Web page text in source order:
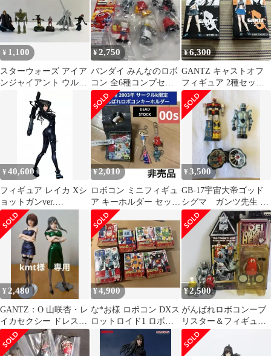
¥ 1,100
スターウォーズ アイア
ンジャイアント ウルト
ラマン ガンツ フィギュ
ア まとめ売
¥2,750
バンダイ みんなのロボ
コン 全6種コンプセッ
ト 新品未開封品
¥6,300
GANTZ キャストオフ
フィギュア 2種セット
レイカ 岸本
¥40,600
フィギュア レイカ Xシ
ョットガンver.
「GANTZ:O」 Hdge
technical statue
No.15【14日以内発送】
¥2,010
ロボコン ミニフィギュ
ア キーホルダー セット
サークルK 限定 非売品
当時物
¥3,500
GB-17宇宙大帝ゴッド
シグマ ガンツ先生 ポ
ピー ムトロポリス要
塞 3点セット
¥ 2,480
GANTZ：O 山咲杏・レ
イカセクシー ドレスフ
ィギュア 2体セット
¥4,900
な*お様 ロボコン DXス
ロットロイド1 ロボコ
ン・ガンツ先生、他ま
とめ売り
¥2,500
がんばれロボコンーブ
リスター＆フィギュア3
体 4種セット！